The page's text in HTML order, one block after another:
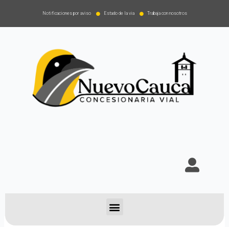
Notificaciones por aviso Estado de la via Trabaja con nosotros